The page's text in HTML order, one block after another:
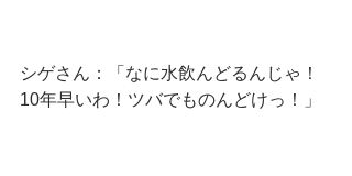
シゲさん：「なに水飲んどるんじゃ！
10年早いわ！ツバでものんどけっ！」